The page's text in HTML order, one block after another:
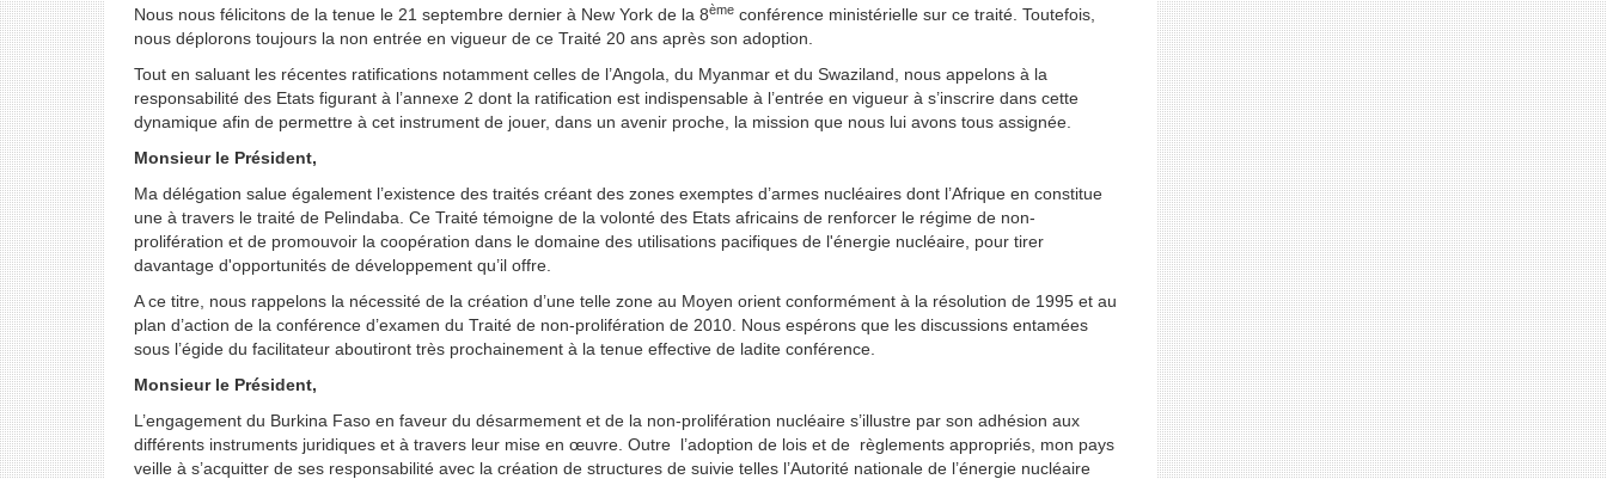
Nous nous félicitons de la tenue le 21 septembre dernier à New York de la 8ème conférence ministérielle sur ce traité. Toutefois,
nous déplorons toujours la non entrée en vigueur de ce Traité 20 ans après son adoption.
Tout en saluant les récentes ratifications notamment celles de l’Angola, du Myanmar et du Swaziland, nous appelons à la
responsabilité des Etats figurant à l’annexe 2 dont la ratification est indispensable à l’entrée en vigueur à s’inscrire dans cette
dynamique afin de permettre à cet instrument de jouer, dans un avenir proche, la mission que nous lui avons tous assignée.
Monsieur le Président,
Ma délégation salue également l’existence des traités créant des zones exemptes d’armes nucléaires dont l’Afrique en constitue
une à travers le traité de Pelindaba. Ce Traité témoigne de la volonté des Etats africains de renforcer le régime de non-
prolifération et de promouvoir la coopération dans le domaine des utilisations pacifiques de l'énergie nucléaire, pour tirer
davantage d'opportunités de développement qu’il offre.
A ce titre, nous rappelons la nécessité de la création d’une telle zone au Moyen orient conformément à la résolution de 1995 et au
plan d’action de la conférence d’examen du Traité de non-prolifération de 2010. Nous espérons que les discussions entamées
sous l’égide du facilitateur aboutiront très prochainement à la tenue effective de ladite conférence.
Monsieur le Président,
L’engagement du Burkina Faso en faveur du désarmement et de la non-prolifération nucléaire s’illustre par son adhésion aux
différents instruments juridiques et à travers leur mise en œuvre. Outre l’adoption de lois et de règlements appropriés, mon pays
veille à s’acquitter de ses responsabilité avec la création de structures de suivie telles l’Autorité nationale de l’énergie nucléaire